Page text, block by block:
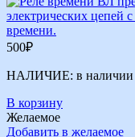
500₽
НАЛИЧИЕ: в наличии
В корзину
Желаемое
Добавить в желаемое